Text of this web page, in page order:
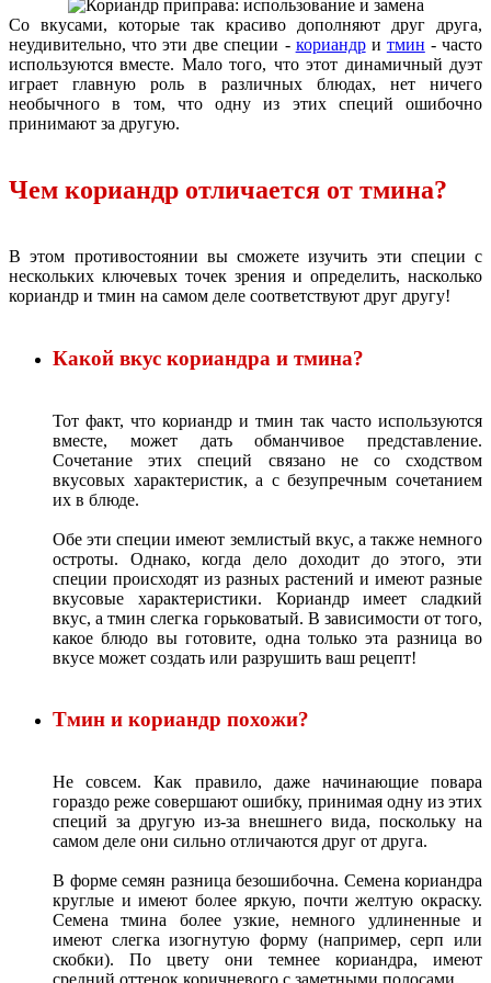
Со вкусами, которые так красиво дополняют друг друга,
неудивительно, что эти две специи - кориандри тмин - часто
используются вместе. Мало того, что этот динамичный дуэт
играет главную роль в различных блюдах, нет ничего
необычного в том, что одну из этих специй ошибочно
принимают за другую.
Чем кориандр отличается от тмина?
В этом противостоянии вы сможете изучить эти специи с
нескольких ключевых точек зрения и определить, насколько
кориандр и тмин на самом деле соответствуют друг другу!
Какой вкус кориандра и тмина?
Тот факт, что кориандр и тмин так часто используются
вместе, может дать обманчивое представление.
Сочетание этих специй связано не со сходством
вкусовых характеристик, а с безупречным сочетанием
их в блюде.
Обе эти специи имеют землистый вкус, а также немного
остроты. Однако, когда дело доходит до этого, эти
специи происходят из разных растений и имеют разные
вкусовые характеристики. Кориандр имеет сладкий
вкус, а тмин слегка горьковатый. В зависимости от того,
какое блюдо вы готовите, одна только эта разница во
вкусе может создать или разрушить ваш рецепт!
Тмин и кориандр похожи?
Не совсем. Как правило, даже начинающие повара
гораздо реже совершают ошибку, принимая одну из этих
специй за другую из-за внешнего вида, поскольку на
самом деле они сильно отличаются друг от друга.
В форме семян разница безошибочна. Семена кориандра
круглые и имеют более яркую, почти желтую окраску.
Семена тмина более узкие, немного удлиненные и
имеют слегка изогнутую форму (например, серп или
скобки). По цвету они темнее кориандра, имеют
средний оттенок коричневого с заметными полосами.